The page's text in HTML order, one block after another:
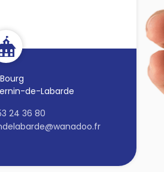
de-Labarde
24 36 80